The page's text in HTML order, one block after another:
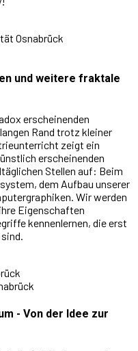
Osnabrück
und weitere fraktale
erscheinenden
Rand trotz kleiner
zeigt ein
erscheinenden
Stellen auf: Beim
dem Aufbau unserer
Wir werden
Eigenschaften
kennenlernen, die erst
- Von der Idee zur